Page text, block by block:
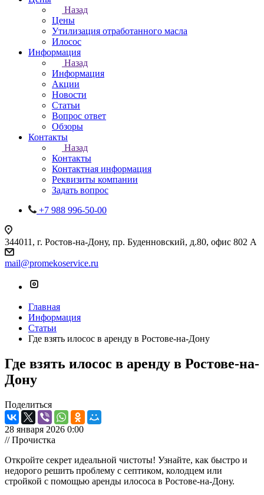
Назад
Цены
Утилизация отработанного масла
Илосос
Информация
Назад
Информация
Акции
Новости
Статьи
Вопрос ответ
Обзоры
Контакты
Назад
Контакты
Контактная информация
Реквизиты компании
Задать вопрос
+7 988 996-50-00
344011, г. Ростов-на-Дону, пр. Буденновский, д.80, офис 802 А
mail@promekoservice.ru
Главная
Информация
Статьи
Где взять илосос в аренду в Ростове-на-Дону
Где взять илосос в аренду в Ростове-на-
Дону
Поделиться
28 января 2026 0:00
// Прочистка
Откройте секрет идеальной чистоты! Узнайте, как быстро и
недорого решить проблему с септиком, колодцем или
стройкой с помощью аренды илососа в Ростове-на-Дону.